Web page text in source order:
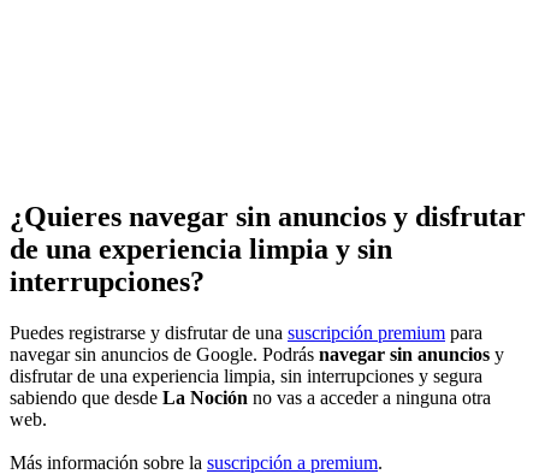
¿Quieres navegar sin anuncios y disfrutar
de una experiencia limpia y sin
interrupciones?
Puedes registrarse y disfrutar de una suscripción premium para
navegar sin anuncios de Google. Podrás navegar sin anuncios y
disfrutar de una experiencia limpia, sin interrupciones y segura
sabiendo que desde La Noción no vas a acceder a ninguna otra
web.
Más información sobre la suscripción a premium.